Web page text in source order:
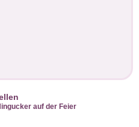
auf der Feier